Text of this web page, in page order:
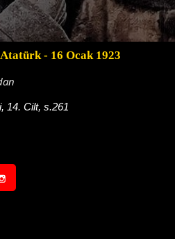
- 16 Ocak 1923
14. Cilt, s.261